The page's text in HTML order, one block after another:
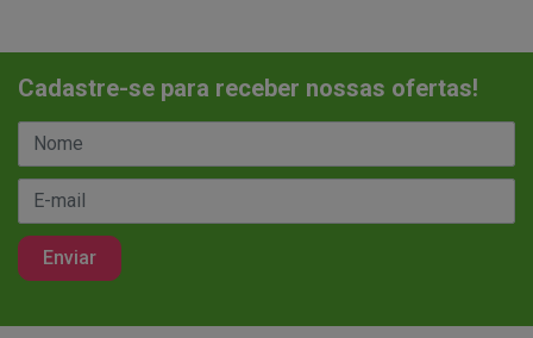
Cadastre-se para receber nossas ofertas!